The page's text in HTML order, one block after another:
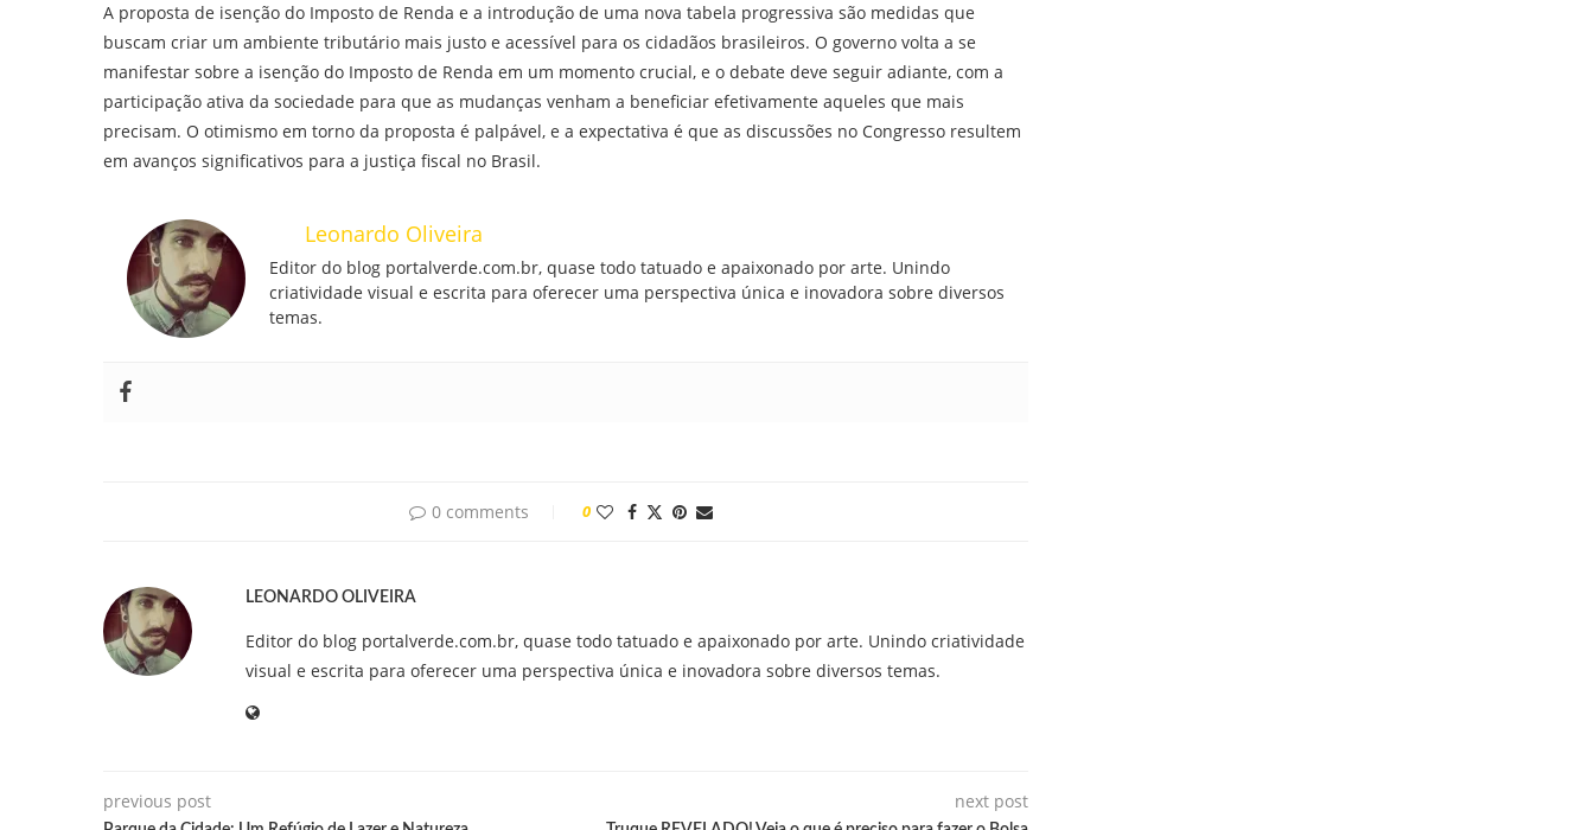
A proposta de isenção do Imposto de Renda e a introdução de uma nova tabela progressiva são medidas que
buscam criar um ambiente tributário mais justo e acessível para os cidadãos brasileiros. O governo volta a se
manifestar sobre a isenção do Imposto de Renda em um momento crucial, e o debate deve seguir adiante, com a
participação ativa da sociedade para que as mudanças venham a beneficiar efetivamente aqueles que mais
precisam. O otimismo em torno da proposta é palpável, e a expectativa é que as discussões no Congresso resultem
em avanços significativos para a justiça fiscal no Brasil.
Leonardo Oliveira
Editor do blog portalverde.com.br, quase todo tatuado e apaixonado por arte. Unindo
criatividade visual e escrita para oferecer uma perspectiva única e inovadora sobre diversos
temas.
0 comments 0
LEONARDO OLIVEIRA
Editor do blog portalverde.com.br, quase todo tatuado e apaixonado por arte. Unindo criatividade
visual e escrita para oferecer uma perspectiva única e inovadora sobre diversos temas.
previous post next post